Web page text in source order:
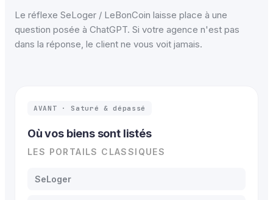
Le réflexe SeLoger / LeBonCoin laisse place à une
question posée à ChatGPT. Si votre agence n'est pas
dans la réponse, le client ne vous voit jamais.
AVANT · Saturé & dépassé
Où vos biens sont listés
LES PORTAILS CLASSIQUES
SeLoger